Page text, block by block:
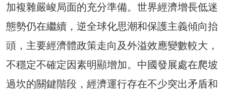
加複雜嚴峻局面的充分準備。世界經濟增長低迷
態勢仍在繼續，逆全球化思潮和保護主義傾向抬
頭，主要經濟體政策走向及外溢效應變數較大，
不穩定不確定因素明顯增加。中國發展處在爬坡
過坎的關鍵階段，經濟運行存在不少突出矛盾和